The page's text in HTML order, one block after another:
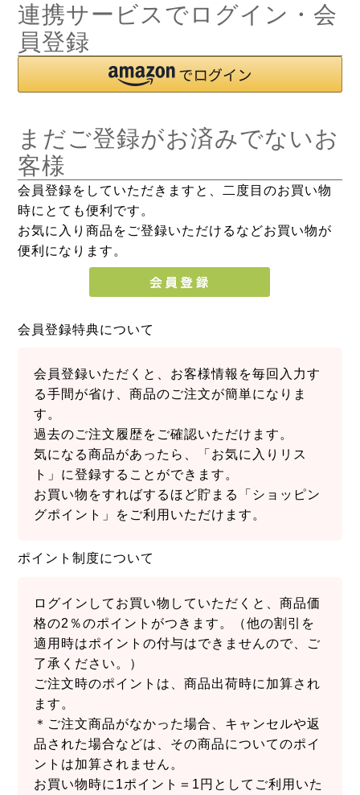
連携サービスでログイン・会
員登録
まだご登録がお済みでないお
客様
会員登録をしていただきますと、二度目のお買い物
時にとても便利です。
お気に入り商品をご登録いただけるなどお買い物が
便利になります。
会員登録特典について
会員登録いただくと、お客様情報を毎回入力す
る手間が省け、商品のご注文が簡単になりま
す。
過去のご注文履歴をご確認いただけます。
気になる商品があったら、「お気に入りリス
ト」に登録することができます。
お買い物をすればするほど貯まる「ショッピン
グポイント」をご利用いただけます。
ポイント制度について
ログインしてお買い物していただくと、商品価
格の2％のポイントがつきます。（他の割引を
適用時はポイントの付与はできませんので、ご
了承ください。）
ご注文時のポイントは、商品出荷時に加算され
ます。
＊ご注文商品がなかった場合、キャンセルや返
品された場合などは、その商品についてのポイ
ントは加算されません。
お買い物時に1ポイント＝1円としてご利用いた